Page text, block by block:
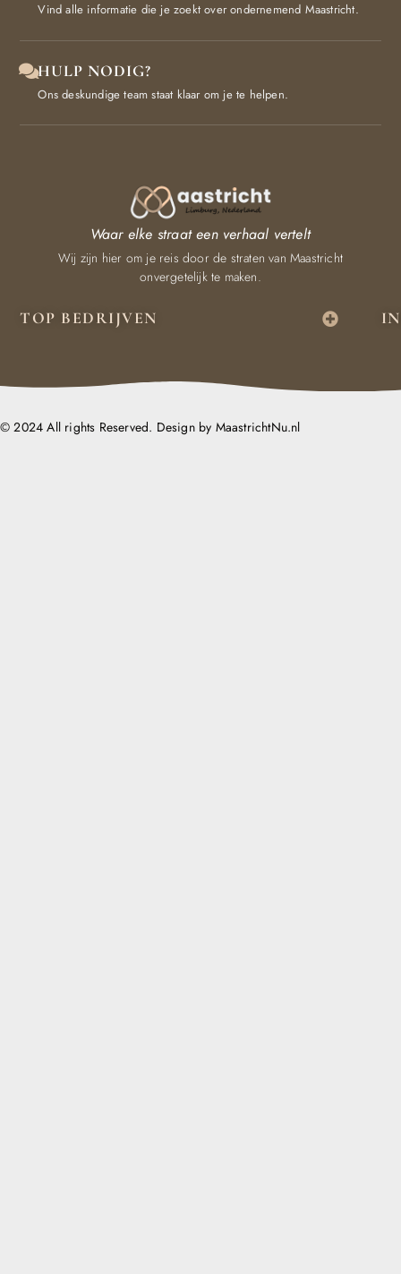
Vind alle informatie die je zoekt over ondernemend Maastricht.
HULP NODIG?
Ons deskundige team staat klaar om je te helpen.
TOP BEDRIJVEN
Waar elke straat een verhaal vertelt
Wij zijn hier om je reis door de straten van Maastricht
onvergetelijk te maken.
© 2024 All rights Reserved. Design by MaastrichtNu.nl